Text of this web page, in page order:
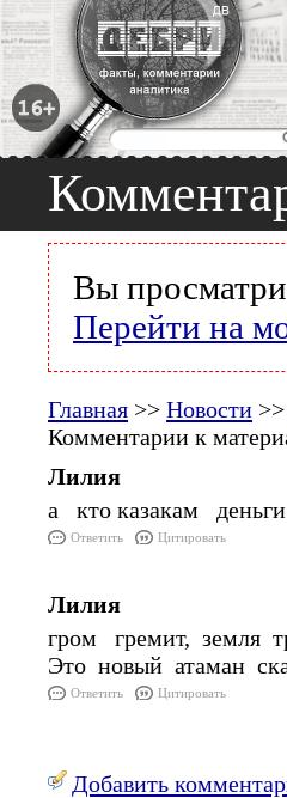
Вы
Перейти на
Главная >> Новости >>
Комментарии к
Лилия
а кто казакам
Ответить Цитировать
Лилия
гром гремит, земля
Это новый атаман
Ответить Цитировать
Добавить